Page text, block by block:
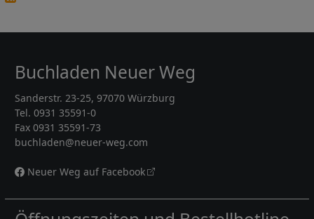
Buchladen Neuer Weg
Sanderstr. 23-25, 97070 Würzburg
Tel. 0931 35591-0
Fax 0931 35591-73
buchladen@neuer-weg.com
Neuer Weg auf Facebook